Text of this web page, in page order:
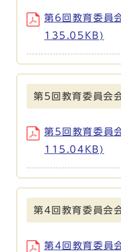
第6回教育委員
135.05KB)
第5回教育委員会
第5回教育委員
115.04KB)
第4回教育委員会
第4回教育委員